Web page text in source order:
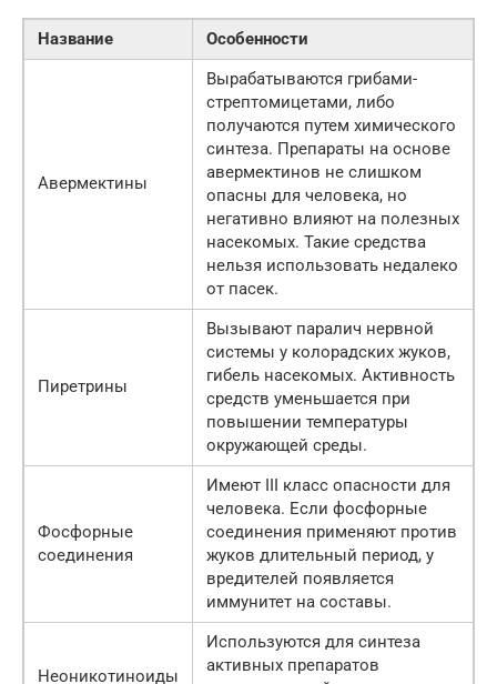
Название Особенности
Авермектины
Вырабатываются грибами-
стрептомицетами, либо
получаются путем химического
синтеза. Препараты на основе
авермектинов не слишком
опасны для человека, но
негативно влияют на полезных
насекомых. Такие средства
нельзя использовать недалеко
от пасек.
Пиретрины
Вызывают паралич нервной
системы у колорадских жуков,
гибель насекомых. Активность
средств уменьшается при
повышении температуры
окружающей среды.
Фосфорные
соединения
Имеют III класс опасности для
человека. Если фосфорные
соединения применяют против
жуков длительный период, у
вредителей появляется
иммунитет на составы.
Неоникотиноиды
Используются для синтеза
активных препаратов